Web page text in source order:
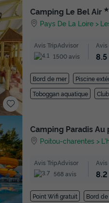
Camping Le Bel Air
Pays De La Loire
Avis TripAdvisor
1500 avis
8.5
Bord de mer Piscine
Toboggan aquatique
Camping Paradis
Poitou-charentes
Avis TripAdvisor
568 avis
8.2
Point Wifi gratuit Bord